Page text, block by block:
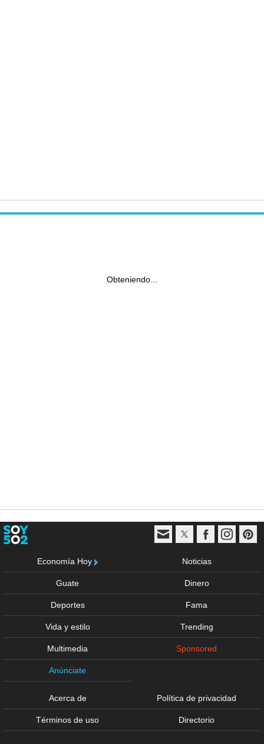
Obteniendo...
Economía Hoy Noticias
Guate Dinero
Deportes Fama
Vida y estilo Trending
Multimedia Sponsored
Anúnciate
Acerca de Política de privacidad
Términos de uso Directorio